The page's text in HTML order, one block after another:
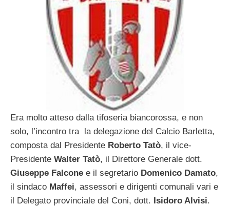
Era molto atteso dalla tifoseria biancorossa, e non
solo, l’incontro tra la delegazione del Calcio Barletta,
composta dal Presidente Roberto Tatò, il vice-
Presidente Walter Tatò, il Direttore Generale dott.
Giuseppe Falcone e il segretario Domenico Damato,
il sindaco Maffei, assessori e dirigenti comunali vari e
il Delegato provinciale del Coni, dott. Isidoro Alvisi.